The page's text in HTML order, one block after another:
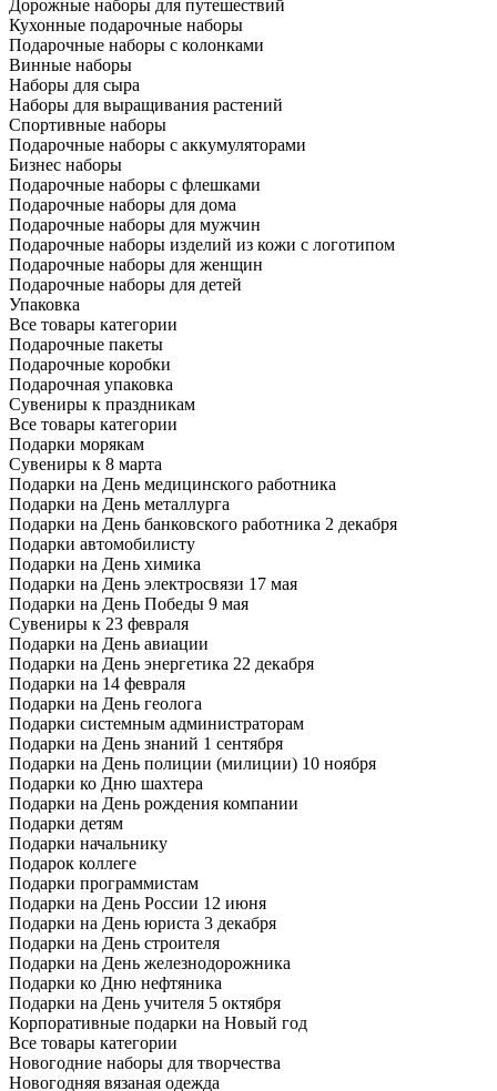
Дорожные наборы для путешествий
Кухонные подарочные наборы
Подарочные наборы с колонками
Винные наборы
Наборы для сыра
Наборы для выращивания растений
Спортивные наборы
Подарочные наборы с аккумуляторами
Бизнес наборы
Подарочные наборы с флешками
Подарочные наборы для дома
Подарочные наборы для мужчин
Подарочные наборы изделий из кожи с логотипом
Подарочные наборы для женщин
Подарочные наборы для детей
Упаковка
Все товары категории
Подарочные пакеты
Подарочные коробки
Подарочная упаковка
Сувениры к праздникам
Все товары категории
Подарки морякам
Сувениры к 8 марта
Подарки на День медицинского работника
Подарки на День металлурга
Подарки на День банковского работника 2 декабря
Подарки автомобилисту
Подарки на День химика
Подарки на День электросвязи 17 мая
Подарки на День Победы 9 мая
Сувениры к 23 февраля
Подарки на День авиации
Подарки на День энергетика 22 декабря
Подарки на 14 февраля
Подарки на День геолога
Подарки системным администраторам
Подарки на День знаний 1 сентября
Подарки на День полиции (милиции) 10 ноября
Подарки ко Дню шахтера
Подарки на День рождения компании
Подарки детям
Подарки начальнику
Подарок коллеге
Подарки программистам
Подарки на День России 12 июня
Подарки на День юриста 3 декабря
Подарки на День строителя
Подарки на День железнодорожника
Подарки ко Дню нефтяника
Подарки на День учителя 5 октября
Корпоративные подарки на Новый год
Все товары категории
Новогодние наборы для творчества
Новогодняя вязаная одежда